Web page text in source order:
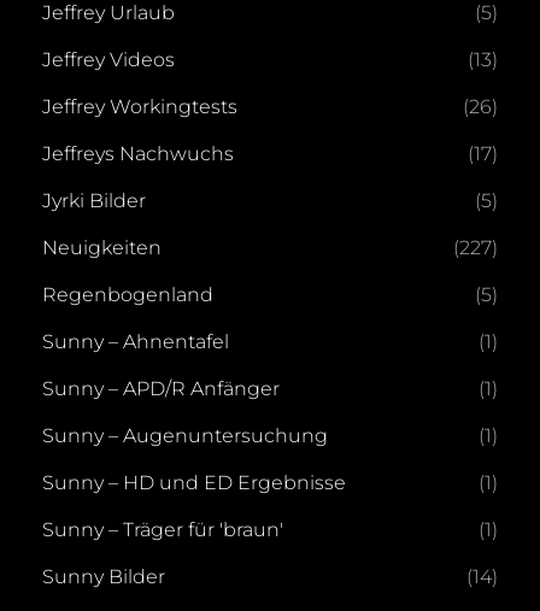
Jeffrey Urlaub (5)
Jeffrey Videos (13)
Jeffrey Workingtests (26)
Jeffreys Nachwuchs (17)
Jyrki Bilder (5)
Neuigkeiten (227)
Regenbogenland (5)
Sunny – Ahnentafel (1)
Sunny – APD/R Anfänger (1)
Sunny – Augenuntersuchung (1)
Sunny – HD und ED Ergebnisse (1)
Sunny – Träger für 'braun' (1)
Sunny Bilder (14)